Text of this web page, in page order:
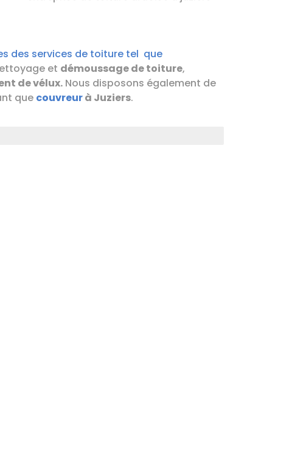
des services de toiture tel que
et démoussage de toiture,
de vélux. Nous disposons également de
que couvreurà Juziers.